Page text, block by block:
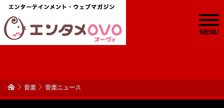
MENU
音楽 音楽ニュース